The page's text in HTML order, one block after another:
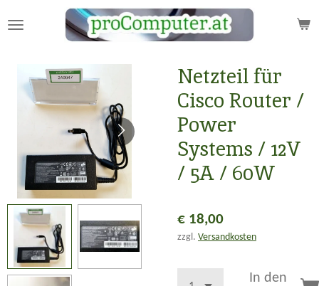
Hauptinhalt
Netzteil für
Cisco Router /
Power
Systems / 12V
/ 5A / 60W
€ 18,00
zzgl. Versandkosten
In den